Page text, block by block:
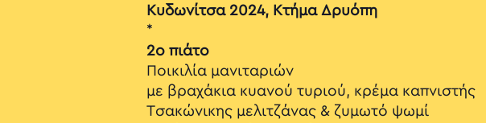
Κυδωνίτσα 2024, Κτήμα Δρυόπη
*
2ο πιάτο
Ποικιλία μανιταριών
με βραχάκια κυανού τυριού, κρέμα καπνιστής
Τσακώνικης μελιτζάνας & ζυμωτό ψωμί